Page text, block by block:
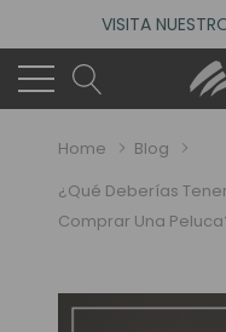
ACCEDE A
4.6
(485
VISITA
Home
Blog
¿Qué Deberías
Comprar Una